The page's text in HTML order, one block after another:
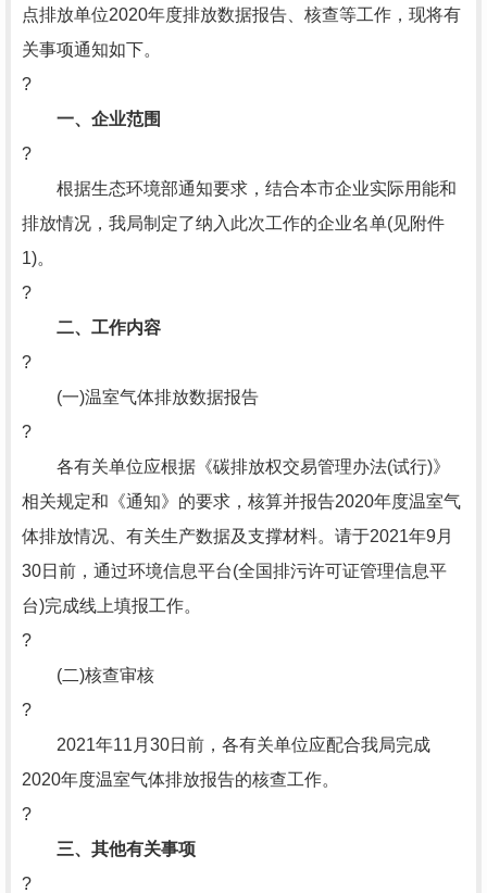
点排放单位2020年度排放数据报告、核查等工作，现将有
关事项通知如下。
?
一、企业范围
?
根据生态环境部通知要求，结合本市企业实际用能和
排放情况，我局制定了纳入此次工作的企业名单(见附件
1)。
?
二、工作内容
?
(一)温室气体排放数据报告
?
各有关单位应根据《碳排放权交易管理办法(试行)》
相关规定和《通知》的要求，核算并报告2020年度温室气
体排放情况、有关生产数据及支撑材料。请于2021年9月
30日前，通过环境信息平台(全国排污许可证管理信息平
台)完成线上填报工作。
?
(二)核查审核
?
2021年11月30日前，各有关单位应配合我局完成
2020年度温室气体排放报告的核查工作。
?
三、其他有关事项
?